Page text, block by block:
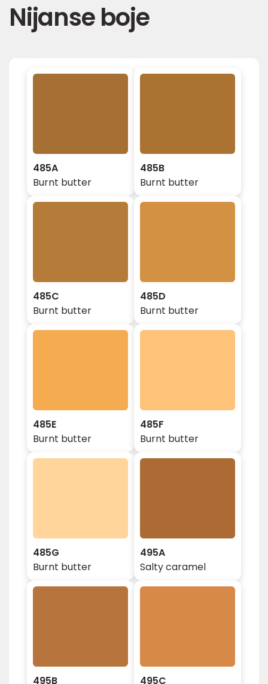
Nijanse boje
485A
Burnt butter
485B
Burnt butter
485C
Burnt butter
485D
Burnt butter
485E
Burnt butter
485F
Burnt butter
485G
Burnt butter
495A
Salty caramel
495B 495C